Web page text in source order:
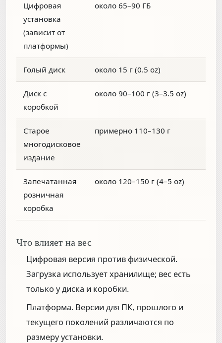
Цифровая
установка
(зависит от
платформы)
около 65–90 ГБ
Голый диск около 15 г (0.5 oz)
Диск с
коробкой
около 90–100 г (3–3.5 oz)
Старое
многодисковое
издание
примерно 110–130 г
Запечатанная
розничная
коробка
около 120–150 г (4–5 oz)
Что влияет на вес
Цифровая версия против физической.
Загрузка использует хранилище; вес есть
только у диска и коробки.
Платформа. Версии для ПК, прошлого и
текущего поколений различаются по
размеру установки.